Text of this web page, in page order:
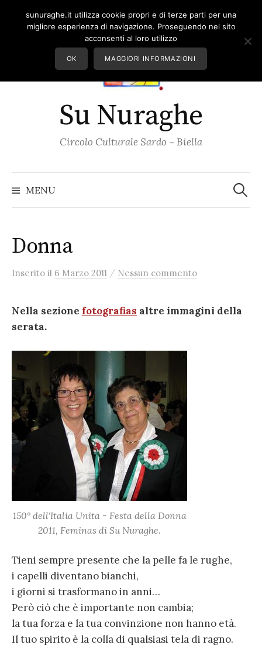
Su Nuraghe
Circolo Culturale Sardo ~ Biella
MENU per:
Donna
Inserito il 6 Marzo 2011 / Nessun commento
Nella sezione fotografias altre immagini della
serata.
150° dell'Italia Unita - Festa della Donna
2011, Feminas di Su Nuraghe.
Tieni sempre presente che la pelle fa le rughe,
i capelli diventano bianchi,
i giorni si trasformano in anni…
Però ciò che è importante non cambia;
la tua forza e la tua convinzione non hanno età.
Il tuo spirito è la colla di qualsiasi tela di ragno.
sunuraghe.it utilizza cookie propri e di terze parti per una
migliore esperienza di navigazione. Proseguendo nel sito
acconsenti al loro utilizzo
OK MAGGIORI INFORMAZIONI